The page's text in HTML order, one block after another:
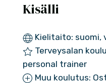
Kisälli
Kielitaito: suomi,
Terveysalan
personal trainer
Muu koulutus: